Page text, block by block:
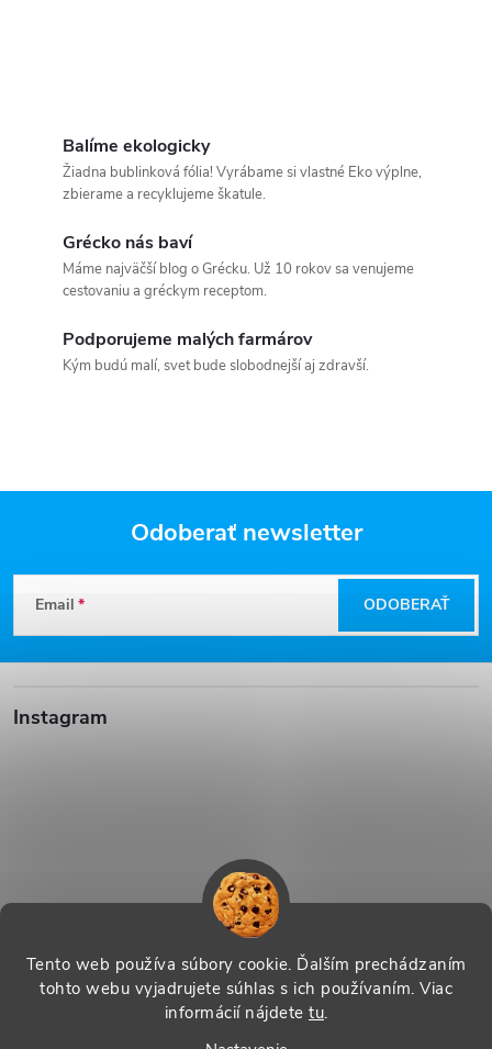
Tento web používa súbory cookie. Ďalším prechádzaním
tohto webu vyjadrujete súhlas s ich používaním. Viac
informácií nájdete tu.
Balíme ekologicky
Žiadna bublinková fólia! Vyrábame si vlastné Eko výplne,
zbierame a recyklujeme škatule.
Grécko nás baví
Máme najväčší blog o Grécku. Už 10 rokov sa venujeme
cestovaniu a gréckym receptom.
Podporujeme malých farmárov
Kým budú malí, svet bude slobodnejší aj zdravší.
Z
á
e
Odoberať newsletter
Email ODOBERAŤ
Instagram